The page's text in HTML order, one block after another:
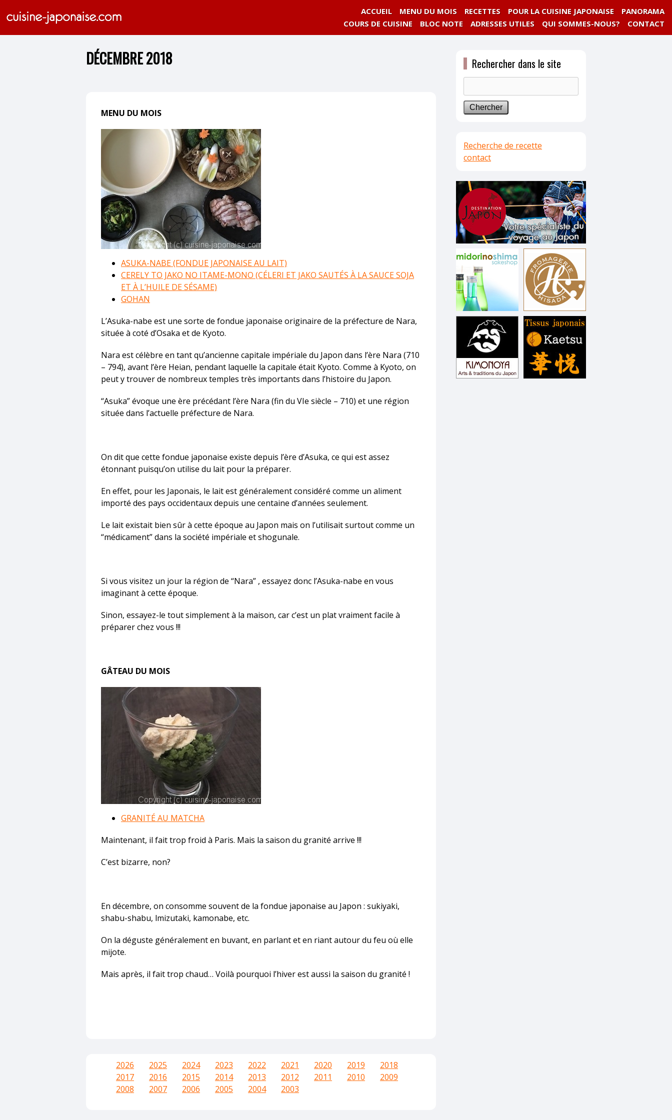
PANORAMA
POUR LA CUISINE JAPONAISE
RECETTES
MENU DU MOIS
ACCUEIL
CONTACT
QUI SOMMES-NOUS?
ADRESSES UTILES
BLOC NOTE
COURS DE CUISINE
DÉCEMBRE 2018
MENU DU MOIS
ASUKA-NABE (FONDUE JAPONAISE AU LAIT)
CERELY TO JAKO NO ITAME-MONO (CÉLERI ET JAKO SAUTÉS À LA SAUCE SOJA
ET À L’HUILE DE SÉSAME)
GOHAN
L’Asuka-nabe est une sorte de fondue japonaise originaire de la préfecture de Nara,
située à coté d’Osaka et de Kyoto.
Nara est célèbre en tant qu’ancienne capitale impériale du Japon dans l’ère Nara (710
– 794), avant l’ère Heian, pendant laquelle la capitale était Kyoto. Comme à Kyoto, on
peut y trouver de nombreux temples très importants dans l’histoire du Japon.
“Asuka” évoque une ère précédant l’ère Nara (fin du VIe siècle – 710) et une région
située dans l’actuelle préfecture de Nara.
On dit que cette fondue japonaise existe depuis l’ère d’Asuka, ce qui est assez
étonnant puisqu’on utilise du lait pour la préparer.
En effet, pour les Japonais, le lait est généralement considéré comme un aliment
importé des pays occidentaux depuis une centaine d’années seulement.
Le lait existait bien sûr à cette époque au Japon mais on l’utilisait surtout comme un
“médicament” dans la société impériale et shogunale.
Si vous visitez un jour la région de “Nara” , essayez donc l’Asuka-nabe en vous
imaginant à cette époque.
Sinon, essayez-le tout simplement à la maison, car c’est un plat vraiment facile à
préparer chez vous !!!
GÂTEAU DU MOIS
GRANITÉ AU MATCHA
Maintenant, il fait trop froid à Paris. Mais la saison du granité arrive !!!
C’est bizarre, non?
En décembre, on consomme souvent de la fondue japonaise au Japon : sukiyaki,
shabu-shabu, lmizutaki, kamonabe, etc.
On la déguste généralement en buvant, en parlant et en riant autour du feu où elle
mijote.
Mais après, il fait trop chaud… Voilà pourquoi l’hiver est aussi la saison du granité !
2026 2025 2024 2023 2022 2021 2020 2019
2018
2017
2016 2015 2014 2013 2012 2011 2010
2009
2008
2007 2006 2005 2004 2003
Rechercher dans le site
Recherche de recette
contact